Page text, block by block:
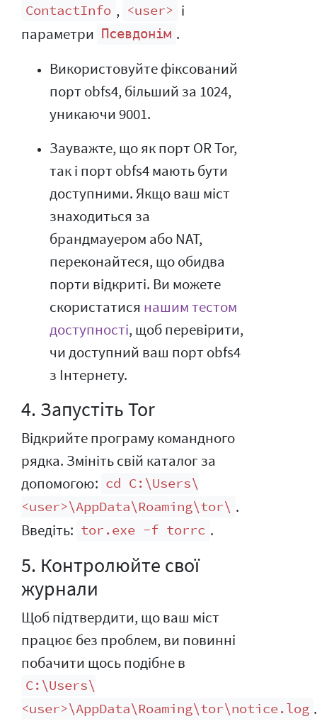
ContactInfo , <user> і
параметри Псевдонім .
Використовуйте фіксований
порт obfs4, більший за 1024,
уникаючи 9001.
Зауважте, що як порт OR Tor,
так і порт obfs4 мають бути
доступними. Якщо ваш міст
знаходиться за
брандмауером або NAT,
переконайтеся, що обидва
порти відкриті. Ви можете
скористатися нашим тестом
доступності, щоб перевірити,
чи доступний ваш порт obfs4
з Інтернету.
4. Запустіть Tor
Відкрийте програму командного
рядка. Змініть свій каталог за
допомогою: cd C:\Users\
<user>\AppData\Roaming\tor\ .
Введіть: tor.exe -f torrc .
5. Контролюйте свої
журнали
Щоб підтвердити, що ваш міст
працює без проблем, ви повинні
побачити щось подібне в
C:\Users\
<user>\AppData\Roaming\tor\notice.log .